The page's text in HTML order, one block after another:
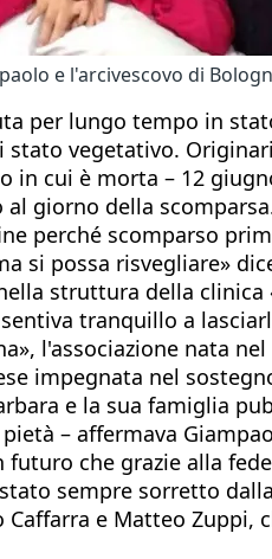
e l'arcivescovo di
per lungo tempo in
vegetativo.
in cui è morta – 12
giorno della
perché scomparso
si possa risvegliare»
struttura della
tranquillo a
l'associazione nata
impegnata nel
e la sua famiglia
– affermava
che grazie alla
sempre sorretto
Caffarra e Matteo